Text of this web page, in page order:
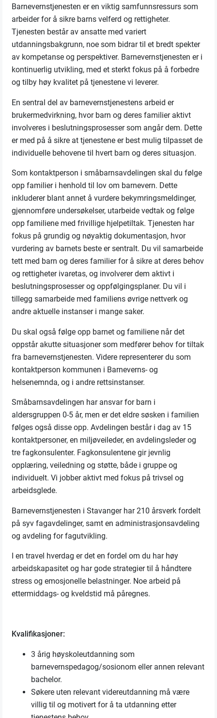
Barnevernstjenesten er en viktig samfunnsressurs som
arbeider for å sikre barns velferd og rettigheter.
Tjenesten består av ansatte med variert
utdanningsbakgrunn, noe som bidrar til et bredt spekter
av kompetanse og perspektiver. Barnevernstjenesten er i
kontinuerlig utvikling, med et sterkt fokus på å forbedre
og tilby høy kvalitet på tjenestene vi leverer.
En sentral del av barnevernstjenestens arbeid er
brukermedvirkning, hvor barn og deres familier aktivt
involveres i beslutningsprosesser som angår dem. Dette
er med på å sikre at tjenestene er best mulig tilpasset de
individuelle behovene til hvert barn og deres situasjon.
Som kontaktperson i småbarnsavdelingen skal du følge
opp familier i henhold til lov om barnevern. Dette
inkluderer blant annet å vurdere bekymringsmeldinger,
gjennomføre undersøkelser, utarbeide vedtak og følge
opp familiene med frivillige hjelpetiltak. Tjenesten har
fokus på grundig og nøyaktig dokumentasjon, hvor
vurdering av barnets beste er sentralt. Du vil samarbeide
tett med barn og deres familier for å sikre at deres behov
og rettigheter ivaretas, og involverer dem aktivt i
beslutningsprosesser og oppfølgingsplaner. Du vil i
tillegg samarbeide med familiens øvrige nettverk og
andre aktuelle instanser i mange saker.
Du skal også følge opp barnet og familiene når det
oppstår akutte situasjoner som medfører behov for tiltak
fra barnevernstjenesten. Videre representerer du som
kontaktperson kommunen i Barneverns- og
helsenemnda, og i andre rettsinstanser.
Småbarnsavdelingen har ansvar for barn i
aldersgruppen 0-5 år, men er det eldre søsken i familien
følges også disse opp. Avdelingen består i dag av 15
kontaktpersoner, en miljøveileder, en avdelingsleder og
tre fagkonsulenter. Fagkonsulentene gir jevnlig
opplæring, veiledning og støtte, både i gruppe og
individuelt. Vi jobber aktivt med fokus på trivsel og
arbeidsglede.
Barnevernstjenesten i Stavanger har 210 årsverk fordelt
på syv fagavdelinger, samt en administrasjonsavdeling
og avdeling for fagutvikling.
I en travel hverdag er det en fordel om du har høy
arbeidskapasitet og har gode strategier til å håndtere
stress og emosjonelle belastninger. Noe arbeid på
ettermiddags- og kveldstid må påregnes.
Kvalifikasjoner:
3 årig høyskoleutdanning som
barnevernspedagog/sosionom eller annen relevant
bachelor.
Søkere uten relevant videreutdanning må være
villig til og motivert for å ta utdanning etter